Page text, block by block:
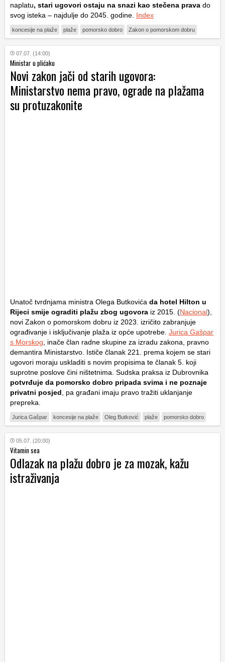
naplatu, stari ugovori ostaju na snazi kao stečena prava do
svog isteka – najdulje do 2045. godine. Index
koncesije na plaže plaže pomorsko dobro Zakon o pomorskom dobru
07.07. (14:00)
Ministar u plićaku
Novi zakon jači od starih ugovora:
Ministarstvo nema pravo, ograde na plažama
su protuzakonite
Unatoč tvrdnjama ministra Olega Butkovića da hotel Hilton u
Rijeci smije ograditi plažu zbog ugovora iz 2015. (Nacional),
novi Zakon o pomorskom dobru iz 2023. izričito zabranjuje
ograđivanje i isključivanje plaža iz opće upotrebe. Jurica Gašpar
s Morskog , inače član radne skupine za izradu zakona, pravno
demantira Ministarstvo. Ističe članak 221. prema kojem se stari
ugovori moraju uskladiti s novim propisima te članak 5. koji
suprotne poslove čini ništetnima. Sudska praksa iz Dubrovnika
potvrđuje da pomorsko dobro pripada svima i ne poznaje
privatni posjed , pa građani imaju pravo tražiti uklanjanje
prepreka.
Jurica Gašpar koncesije na plaže Oleg Butković plaže pomorsko dobro
05.07. (20:00)
Vitamin sea
Odlazak na plažu dobro je za mozak, kažu
istraživanja